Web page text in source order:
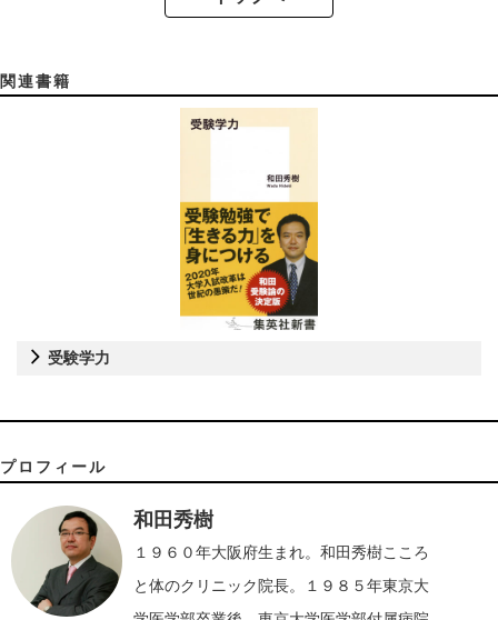
関連書籍
受験学力
プロフィール
和田秀樹
１９６０年大阪府生まれ。和田秀樹こころ
と体のクリニック院長。１９８５年東京大